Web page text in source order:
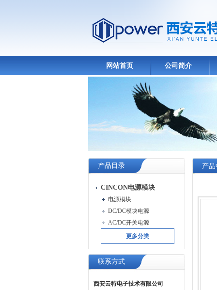
网站首页 公司简介
产品目录
CINCON电源模块
电源模块
DC/DC模块电源
AC/DC开关电源
更多分类
联系方式
西安云特电子技术有限公司
产